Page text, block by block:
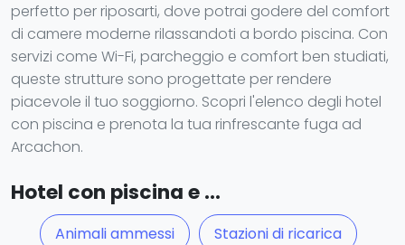
perfetto per riposarti, dove potrai godere del comfort
di camere moderne rilassandoti a bordo piscina. Con
servizi come Wi-Fi, parcheggio e comfort ben studiati,
queste strutture sono progettate per rendere
piacevole il tuo soggiorno. Scopri l'elenco degli hotel
con piscina e prenota la tua rinfrescante fuga ad
Arcachon.
Hotel con piscina e ...
Animali ammessi Stazioni di ricarica